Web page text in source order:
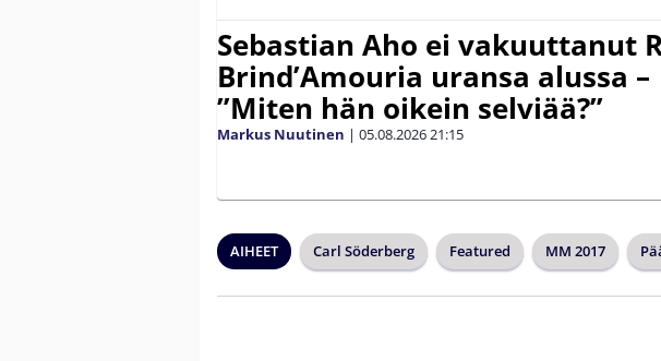
Sebastian Aho ei vakuuttanut
Brind’Amouria uransa alussa –
”Miten hän oikein selviää?”
Markus Nuutinen | 05.08.202621:15
AIHEET Carl Söderberg Featured MM 2017